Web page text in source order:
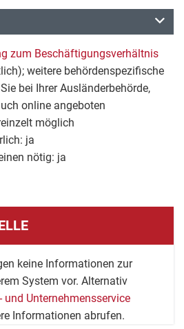
zum Beschäftigungsverhältnis
weitere behördenspezifische
bei Ihrer Ausländerbehörde,
online angeboten
möglich
ja
nötig: ja
keine Informationen zur
System vor. Alternativ
und Unternehmensservice
Informationen abrufen.